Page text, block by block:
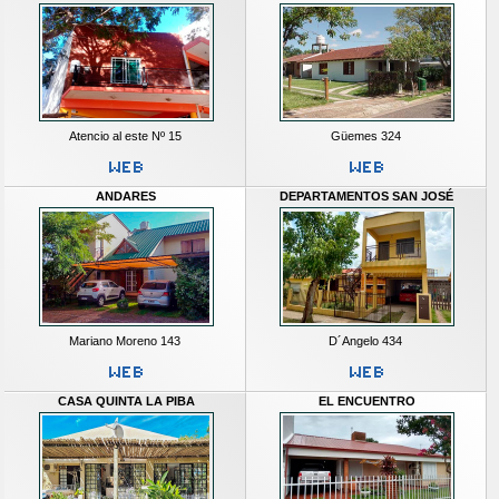
Atencio al este Nº 15 Güemes 324
ANDARES
Mariano Moreno 143
DEPARTAMENTOS SAN JOSÉ
D´Angelo 434
CASA QUINTA LA PIBA EL ENCUENTRO